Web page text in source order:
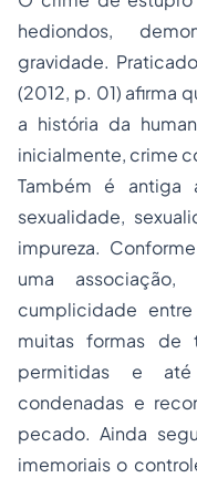
hediondos,
gravidade.
(2012, p. 01) afirma
a história da
inicialmente, crime
Também é antiga
sexualidade,
impureza.
uma
cumplicidade
muitas formas de
permitidas e até
condenadas e
pecado. Ainda
imemoriais o